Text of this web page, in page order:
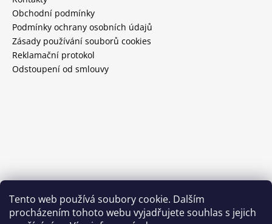
Tento web používá soubory cookie. Dalším
procházením tohoto webu vyjadřujete souhlas s jejich
Obchodní podmínky
Podmínky ochrany osobních údajů
Zásady používání souborů cookies
Reklamační protokol
Odstoupení od smlouvy